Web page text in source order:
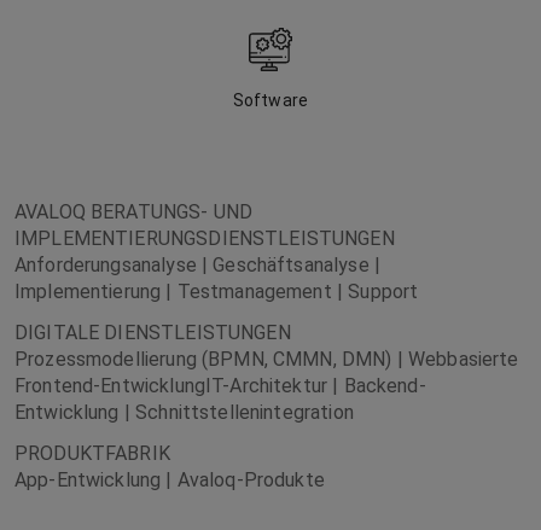
Software
AVALOQ BERATUNGS- UND
IMPLEMENTIERUNGSDIENSTLEISTUNGEN
Anforderungsanalyse | Geschäftsanalyse |
Implementierung | Testmanagement | Support
DIGITALE DIENSTLEISTUNGEN
Prozessmodellierung (BPMN, CMMN, DMN) | Webbasierte
Frontend-EntwicklungIT-Architektur | Backend-
Entwicklung | Schnittstellenintegration
PRODUKTFABRIK
App-Entwicklung | Avaloq-Produkte